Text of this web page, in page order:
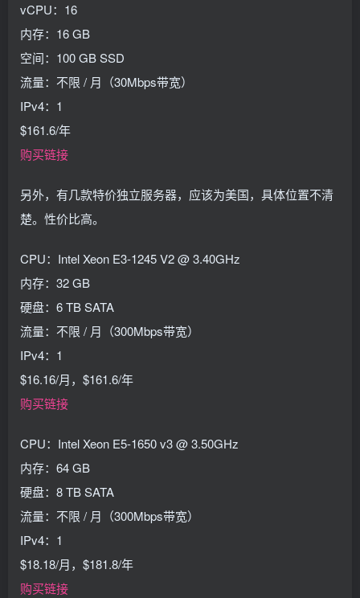
vCPU：16
内存：16 GB
空间：100 GB SSD
流量：不限 / 月（30Mbps带宽）
IPv4：1
$161.6/年
购买链接
另外，有几款特价独立服务器，应该为美国，具体位置不清
楚。性价比高。
CPU：Intel Xeon E3-1245 V2 @ 3.40GHz
内存：32 GB
硬盘：6 TB SATA
流量：不限 / 月（300Mbps带宽）
IPv4：1
$16.16/月，$161.6/年
购买链接
CPU：Intel Xeon E5-1650 v3 @ 3.50GHz
内存：64 GB
硬盘：8 TB SATA
流量：不限 / 月（300Mbps带宽）
IPv4：1
$18.18/月，$181.8/年
购买链接